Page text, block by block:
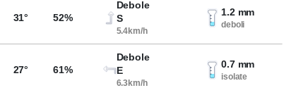
31° 52%
Debole
S
5.4km/h
1.2 mm
deboli
27° 61%
Debole
E
6.3km/h
0.7 mm
isolate